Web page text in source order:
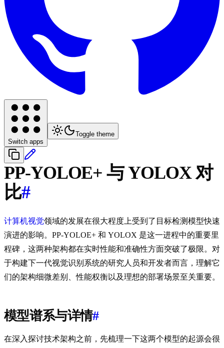
Switch apps
Toggle theme
PP-YOLOE+ 与 YOLOX 对
比#
计算机视觉领域的发展在很大程度上受到了目标检测模型快速
演进的影响。PP-YOLOE+ 和 YOLOX 是这一进程中的重要里
程碑，这两种架构都在实时性能和准确性方面突破了极限。对
于构建下一代视觉识别系统的研究人员和开发者而言，理解它
们的架构细微差别、性能权衡以及理想的部署场景至关重要。
模型谱系与详情#
在深入探讨技术架构之前，先梳理一下这两个模型的起源会很